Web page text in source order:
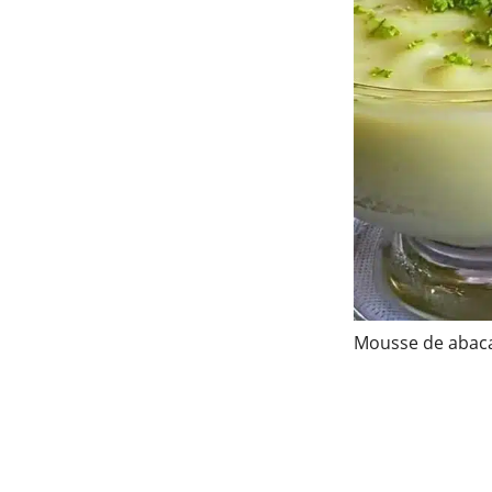
Mousse de